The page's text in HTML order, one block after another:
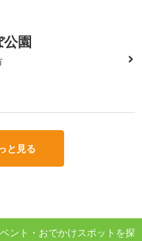
公園
と見る
ント・おでかけスポットを探